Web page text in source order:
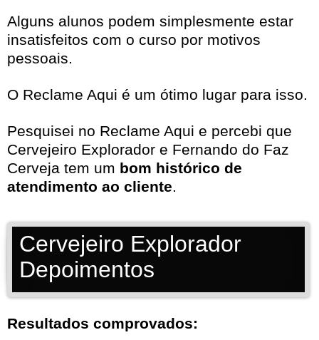
Alguns alunos podem simplesmente estar
insatisfeitos com o curso por motivos
pessoais.
O Reclame Aqui é um ótimo lugar para isso.
Pesquisei no Reclame Aqui e percebi que
Cervejeiro Explorador e Fernando do Faz
Cerveja tem um bom histórico de
atendimento ao cliente.
Cervejeiro Explorador
Depoimentos
Resultados comprovados: